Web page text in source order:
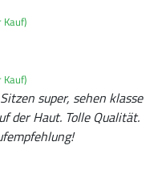
super, sehen klasse
der Haut. Tolle Qualität.